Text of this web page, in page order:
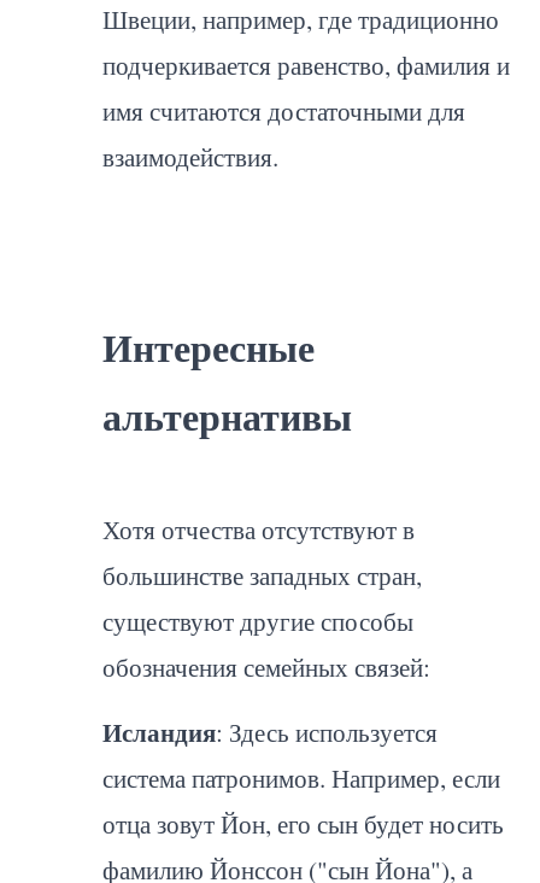
Швеции, например, где традиционно
подчеркивается равенство, фамилия и
имя считаются достаточными для
взаимодействия.
Интересные
альтернативы
Хотя отчества отсутствуют в
большинстве западных стран,
существуют другие способы
обозначения семейных связей:
Исландия: Здесь используется
система патронимов. Например, если
отца зовут Йон, его сын будет носить
фамилию Йонссон ("сын Йона"), а